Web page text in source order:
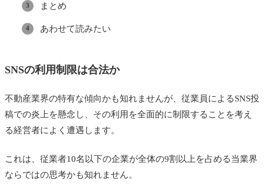
まとめ
あわせて読みたい
SNSの利用制限は合法か
不動産業界の特有な傾向かも知れませんが、従業員によるSNS投
稿での炎上を懸念し、その利用を全面的に制限することを考え
る経営者によく遭遇します。
これは、従業者10名以下の企業が全体の9割以上を占める当業界
ならではの思考かも知れません。